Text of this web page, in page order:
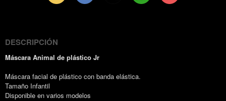
DESCRIPCIÓN
Máscara Animal de plástico Jr
Máscara facial de plástico con banda elástica.
Tamaño Infantil
Disponible en varios modelos